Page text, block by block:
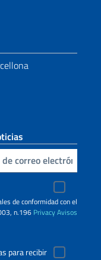
de conformidad con el
n.196 PrivacyAvisos
para recibir